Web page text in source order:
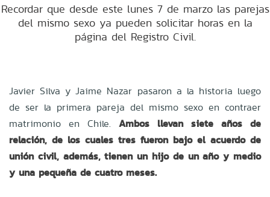
Recordar que desde este lunes 7 de marzo las parejas
del mismo sexo ya pueden solicitar horas en la
página del Registro Civil.
Javier Silva y Jaime Nazar pasaron a la historia luego
de ser la primera pareja del mismo sexo en contraer
matrimonio en Chile. Ambos llevan siete años de
relación, de los cuales tres fueron bajo el acuerdo de
unión civil, además, tienen un hijo de un año y medio
y una pequeña de cuatro meses.